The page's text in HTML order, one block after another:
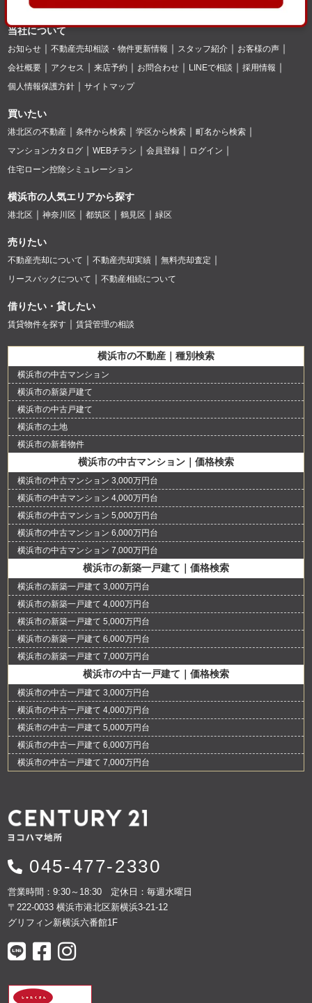
当社について
お知らせ 不動産売却相談・物件更新情報 スタッフ紹介
お客様の声
会社概要
アクセス 来店予約 お問合わせ LINEで相談
採用情報
個人情報保護方針
サイトマップ
買いたい
港北区の不動産 条件から検索 学区から検索
町名から検索
マンションカタログ
WEBチラシ 会員登録
ログイン
住宅ローン控除シミュレーション
横浜市の人気エリアから探す
港北区 神奈川区 都筑区 鶴見区 緑区
売りたい
不動産売却について 不動産売却実績
無料売却査定
リースバックについて
不動産相続について
借りたい・貸したい
賃貸物件を探す 賃貸管理の相談
横浜市の不動産｜種別検索
横浜市の中古マンション
横浜市の新築戸建て
横浜市の中古戸建て
横浜市の土地
横浜市の新着物件
横浜市の中古マンション｜価格検索
横浜市の中古マンション 3,000万円台
横浜市の中古マンション 4,000万円台
横浜市の中古マンション 5,000万円台
横浜市の中古マンション 6,000万円台
横浜市の中古マンション 7,000万円台
横浜市の新築一戸建て｜価格検索
横浜市の新築一戸建て 3,000万円台
横浜市の新築一戸建て 4,000万円台
横浜市の新築一戸建て 5,000万円台
横浜市の新築一戸建て 6,000万円台
横浜市の新築一戸建て 7,000万円台
横浜市の中古一戸建て｜価格検索
横浜市の中古一戸建て 3,000万円台
横浜市の中古一戸建て 4,000万円台
横浜市の中古一戸建て 5,000万円台
横浜市の中古一戸建て 6,000万円台
横浜市の中古一戸建て 7,000万円台
045-477-2330
営業時間：9:30～18:30 定休日：毎週水曜日
〒222-0033 横浜市港北区新横浜3-21-12
グリフィン新横浜六番館1F